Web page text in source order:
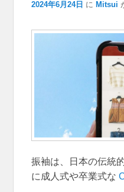
2024年6月24日 に Mitsui
振袖は、日本の伝統
に成人式や卒業式な